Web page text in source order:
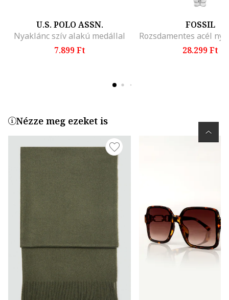
U.S. POLO ASSN.
Nyaklánc szív alakú medállal
7.899 Ft
FOSSIL
28.299 Ft
Nézze meg ezeket is